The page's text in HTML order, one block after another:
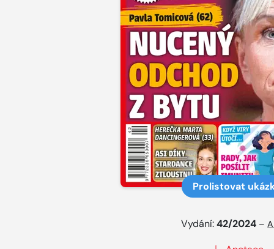
Prolistovat
Vydání:42/2024 –